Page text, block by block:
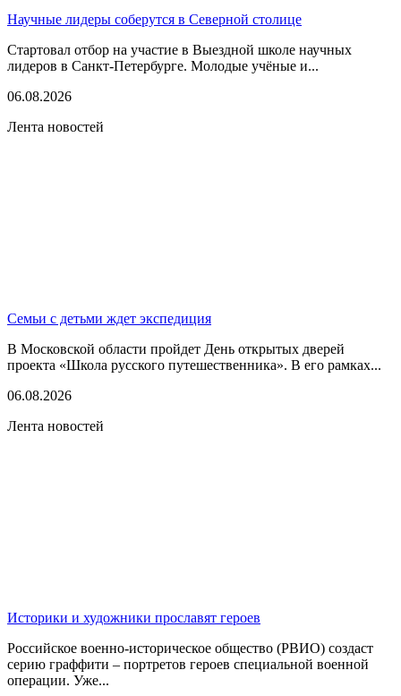
Научные лидеры соберутся в Северной столице
Стартовал отбор на участие в Выездной школе научных
лидеров в Санкт-Петербурге. Молодые учёные и...
06.08.2026
Лента новостей
Семьи с детьми ждет экспедиция
В Московской области пройдет День открытых дверей
проекта «Школа русского путешественника». В его рамках...
06.08.2026
Лента новостей
Историки и художники прославят героев
Российское военно-историческое общество (РВИО) создаст
серию граффити – портретов героев специальной военной
операции. Уже...